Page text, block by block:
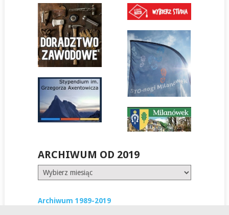
ARCHIWUM OD 2019
Archiwum
od
Archiwum 1989-2019